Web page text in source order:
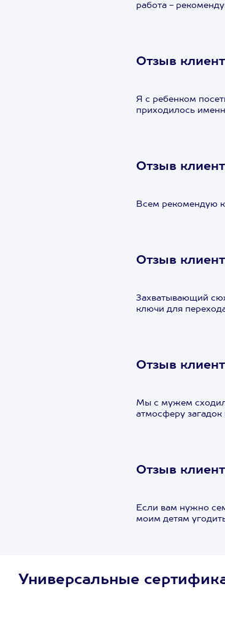
работа -
Отзыв
Я с ребенком
приходилось
Отзыв
Всем рекомендую
Отзыв
Захватывающий
ключи для
Отзыв
Мы с мужем
атмосферу
Отзыв
Если вам нужно
моим детям
Универсальные